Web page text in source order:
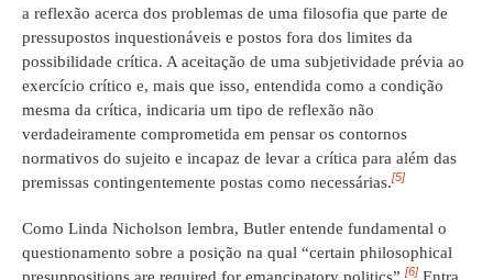
a reflexão acerca dos problemas de uma filosofia que parte de
pressupostos inquestionáveis e postos fora dos limites da
possibilidade crítica. A aceitação de uma subjetividade prévia ao
exercício crítico e, mais que isso, entendida como a condição
mesma da crítica, indicaria um tipo de reflexão não
verdadeiramente comprometida em pensar os contornos
normativos do sujeito e incapaz de levar a crítica para além das
premissas contingentemente postas como necessárias.[5]
Como Linda Nicholson lembra, Butler entende fundamental o
questionamento sobre a posição na qual “certain philosophical
[6]